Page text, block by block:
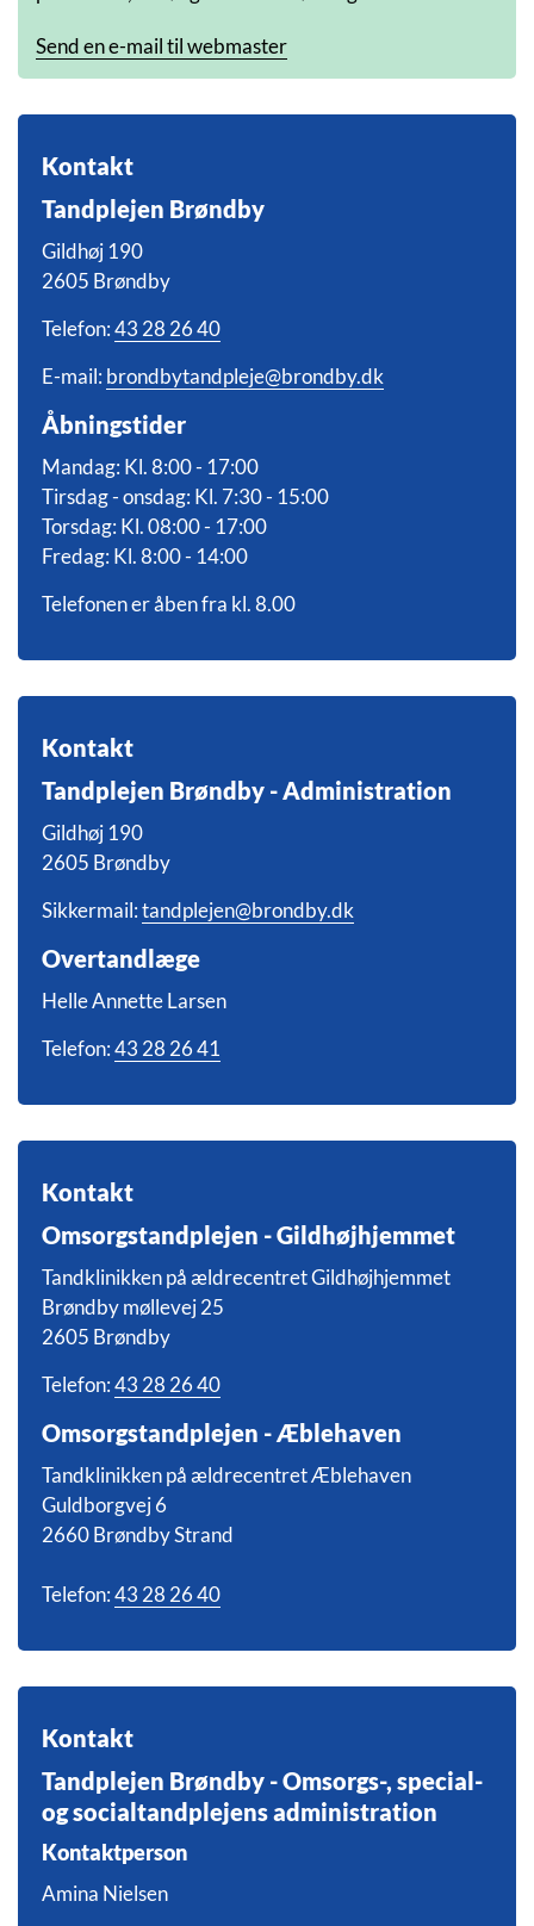
Send en e-mail til webmaster
Kontakt
Tandplejen Brøndby
Gildhøj 190
2605 Brøndby
Telefon:43 28 26 40
E-mail: brondbytandpleje@brondby.dk
Åbningstider
Mandag: Kl. 8:00 - 17:00
Tirsdag - onsdag: Kl. 7:30 - 15:00
Torsdag: Kl. 08:00 - 17:00
Fredag: Kl. 8:00 - 14:00
Telefonen er åben fra kl. 8.00
Kontakt
Tandplejen Brøndby - Administration
Gildhøj 190
2605 Brøndby
Sikkermail:tandplejen@brondby.dk
Overtandlæge
Helle Annette Larsen
Telefon:43 28 26 41
Kontakt
Omsorgstandplejen - Gildhøjhjemmet
Tandklinikken på ældrecentret Gildhøjhjemmet
Brøndby møllevej 25
2605 Brøndby
Telefon:43 28 26 40
Omsorgstandplejen - Æblehaven
Tandklinikken på ældrecentret Æblehaven
Guldborgvej 6
2660 Brøndby Strand
Telefon:43 28 26 40
Kontakt
Tandplejen Brøndby - Omsorgs-, special-
og socialtandplejens administration
Kontaktperson
Amina Nielsen